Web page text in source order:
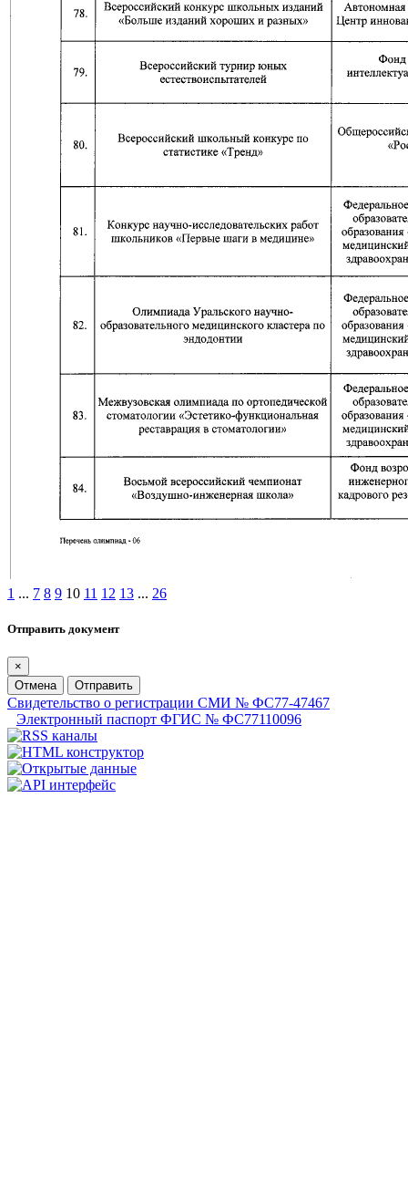
1 ... 7 8 9 10 11 12 13 ... 26
Отправить документ
×
Отмена
Отправить
Свидетельство о регистрации СМИ № ФС77-47467
Электронный паспорт ФГИС № ФС77110096